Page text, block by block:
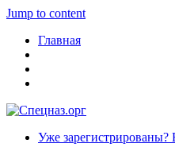
Jump to content
Главная
Уже зарегистрированы?